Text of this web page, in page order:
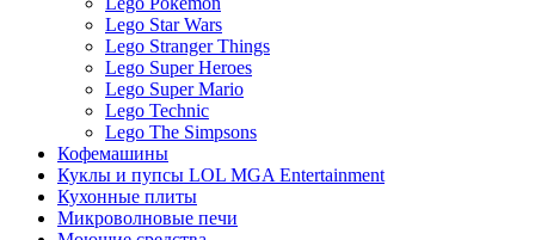
Lego Star Wars
Lego Stranger Things
Lego Super Heroes
Lego Super Mario
Lego Technic
Lego The Simpsons
Кофемашины
Куклы и пупсы LOL MGA Entertainment
Кухонные плиты
Микроволновые печи